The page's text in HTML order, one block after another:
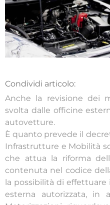
Condividi articolo:
Anche la revisione dei
svolta dalle officine
autovetture.
È quanto prevede il
Infrastrutture e Mobilità
che attua la riforma
contenuta nel codice
la possibilità di effettuare
esterna autorizzata, in